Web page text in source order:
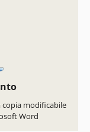
copia modificabile
Word